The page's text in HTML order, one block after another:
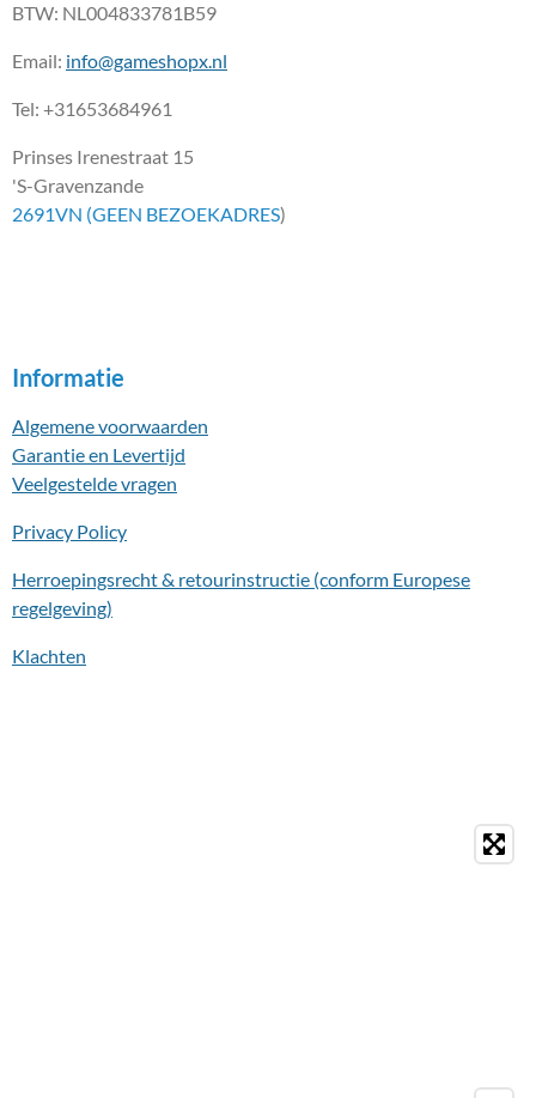
BTW: NL004833781B59
Email: info@gameshopx.nl
Tel: +31653684961
Prinses Irenestraat 15
'S-Gravenzande
2691VN (GEEN BEZOEKADRES)
Informatie
Algemene voorwaarden
Garantie en Levertijd
Veelgestelde vragen
Privacy Policy
Herroepingsrecht & retourinstructie (conform Europese
regelgeving)
Klachten